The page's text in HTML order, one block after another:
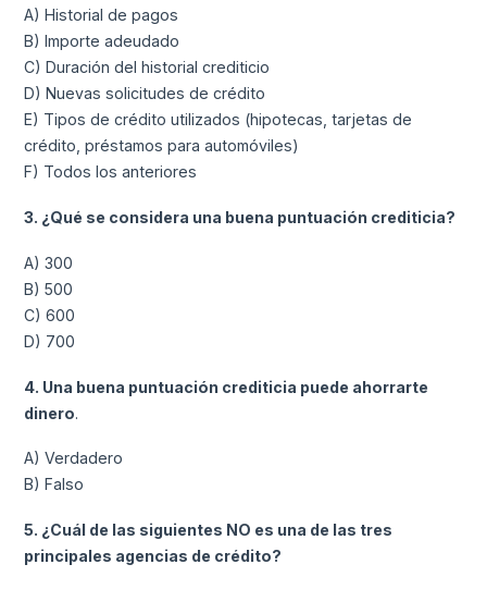
A) Historial de pagos
B) Importe adeudado
C) Duración del historial crediticio
D) Nuevas solicitudes de crédito
E) Tipos de crédito utilizados (hipotecas, tarjetas de
crédito, préstamos para automóviles)
F) Todos los anteriores
3. ¿Qué se considera una buena puntuación crediticia?
A) 300
B) 500
C) 600
D) 700
4. Una buena puntuación crediticia puede ahorrarte
dinero.
A) Verdadero
B) Falso
5. ¿Cuál de las siguientes NO es una de las tres
principales agencias de crédito?